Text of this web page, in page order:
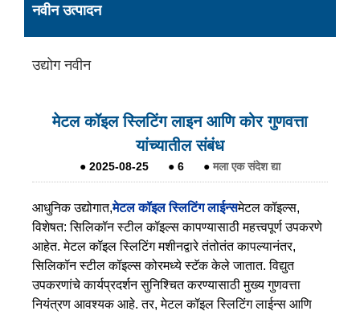
नवीन उत्पादन
उद्योग नवीन
मेटल कॉइल स्लिटिंग लाइन आणि कोर गुणवत्ता
यांच्यातील संबंध
● 2025-08-25 ● 6 ● मला एक संदेश द्या
आधुनिक उद्योगात,मेटल कॉइल स्लिटिंग लाईन्समेटल कॉइल्स,
विशेषत: सिलिकॉन स्टील कॉइल्स कापण्यासाठी महत्त्वपूर्ण उपकरणे
आहेत. मेटल कॉइल स्लिटिंग मशीनद्वारे तंतोतंत कापल्यानंतर,
सिलिकॉन स्टील कॉइल्स कोरमध्ये स्टॅक केले जातात. विद्युत
उपकरणांचे कार्यप्रदर्शन सुनिश्चित करण्यासाठी मुख्य गुणवत्ता
नियंत्रण आवश्यक आहे. तर, मेटल कॉइल स्लिटिंग लाईन्स आणि